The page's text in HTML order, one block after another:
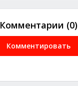
Комментарии (0)
Комментировать